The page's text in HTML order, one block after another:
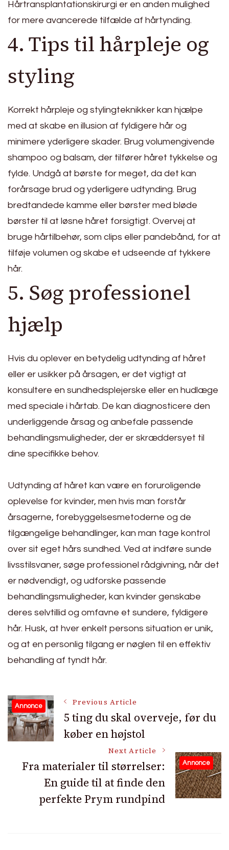
Hårtransplantationskirurgi er en anden mulighed
for mere avancerede tilfælde af hårtynding.
4. Tips til hårpleje og
styling
Korrekt hårpleje og stylingteknikker kan hjælpe
med at skabe en illusion af fyldigere hår og
minimere yderligere skader. Brug volumengivende
shampoo og balsam, der tilfører håret tykkelse og
fylde. Undgå at børste for meget, da det kan
forårsage brud og yderligere udtynding. Brug
bredtandede kamme eller børster med bløde
børster til at løsne håret forsigtigt. Overvej at
bruge hårtilbehør, som clips eller pandebånd, for at
tilføje volumen og skabe et udseende af tykkere
hår.
5. Søg professionel
hjælp
Hvis du oplever en betydelig udtynding af håret
eller er usikker på årsagen, er det vigtigt at
konsultere en sundhedsplejerske eller en hudlæge
med speciale i hårtab. De kan diagnosticere den
underliggende årsag og anbefale passende
behandlingsmuligheder, der er skræddersyet til
dine specifikke behov.
Udtynding af håret kan være en foruroligende
oplevelse for kvinder, men hvis man forstår
årsagerne, forebyggelsesmetoderne og de
tilgængelige behandlinger, kan man tage kontrol
over sit eget hårs sundhed. Ved at indføre sunde
livsstilsvaner, søge professionel rådgivning, når det
er nødvendigt, og udforske passende
behandlingsmuligheder, kan kvinder genskabe
deres selvtillid og omfavne et sundere, fyldigere
hår. Husk, at hver enkelt persons situation er unik,
og at en personlig tilgang er nøglen til en effektiv
behandling af tyndt hår.
Post
Navigation
Annonce Previous Article
5 ting du skal overveje, før du
køber en højstol
Annonce
Next Article
Fra materialer til størrelser:
En guide til at finde den
perfekte Prym rundpind